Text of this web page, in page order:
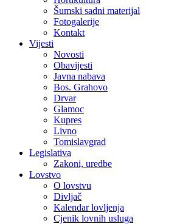
Šumski sadni materijal
Fotogalerije
Kontakt
Vijesti
Novosti
Obavijesti
Javna nabava
Bos. Grahovo
Drvar
Glamoc
Kupres
Livno
Tomislavgrad
Legislativa
Zakoni, uredbe
Lovstvo
O lovstvu
Divljač
Kalendar lovljenja
Cjenik lovnih usluga